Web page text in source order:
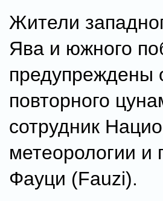
Жители
Ява и южного
предупреждены
повторного
сотрудник
метеорологии и
Фауци (Fauzi).